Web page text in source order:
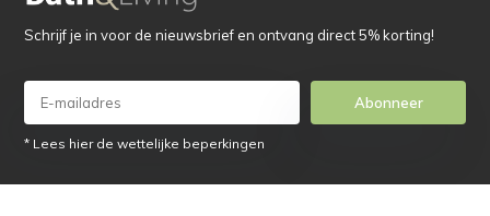
Schrijf je in voor de nieuwsbrief en ontvang direct 5% korting!
Abonneer
* Lees hier de wettelijke beperkingen